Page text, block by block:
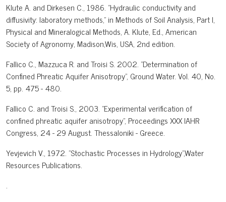
Klute A. and Dirkesen C., 1986. "Hydraulic conductivity and
diffusivity: laboratory methods," in Methods of Soil Analysis, Part I,
Physical and Mineralogical Methods, A. Klute, Ed., American
Society of Agronomy, Madison,Wis, USA, 2nd edition.
Fallico C., Mazzuca R. and Troisi S. 2002. "Determination of
Confined Phreatic Aquifer Anisotropy", Ground Water. Vol. 40, No.
5, pp. 475 - 480.
Fallico C. and Troisi S., 2003. "Experimental verification of
confined phreatic aquifer anisotropy", Proceedings XXX IAHR
Congress, 24 - 29 August. Thessaloniki - Greece.
Yevjevich V., 1972. "Stochastic Processes in Hydrology",Water
Resources Publications.
.